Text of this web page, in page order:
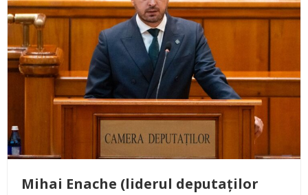
Mihai Enache (liderul deputaților